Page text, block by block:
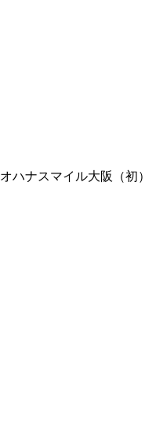
オハナスマイル大阪（初）